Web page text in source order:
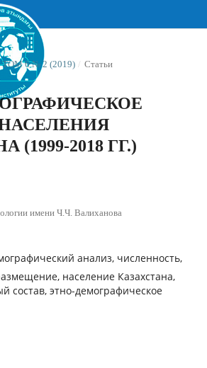
ТОМ 6 № 2 (2019) / Статьи
(1999-2018 ГГ.)
имени Ч.Ч. Валиханова
анализ, численность,
население Казахстана,
состав, этно-демографическое